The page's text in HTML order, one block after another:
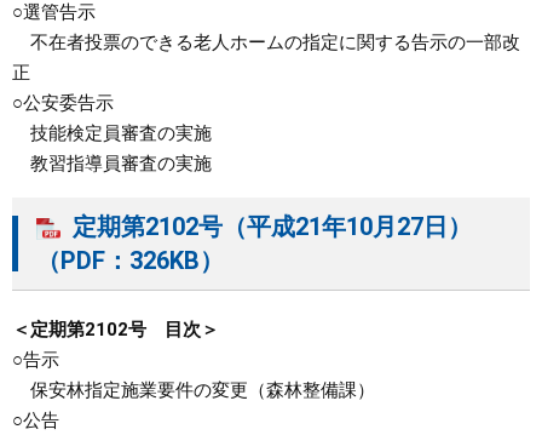
○選管告示
不在者投票のできる老人ホームの指定に関する告示の一部改
正
○公安委告示
技能検定員審査の実施
教習指導員審査の実施
定期第2102号（平成21年10月27日）
（PDF：326KB）
＜定期第2102号 目次＞
○告示
保安林指定施業要件の変更（森林整備課）
○公告